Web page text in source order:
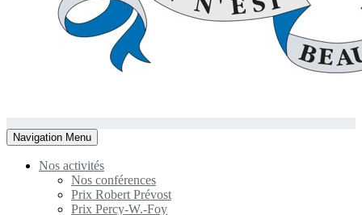
Toggle
navigation
Navigation Menu
Nos activités
Nos conférences
Prix Robert Prévost
Prix Percy-W.-Foy